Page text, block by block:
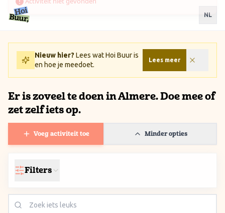
Ga naar inhoud / Skip to content
NL
Nieuw hier? Lees wat Hoi Buur is
en hoe je meedoet.
Lees meer
Er is zoveel te doen in Almere. Doe mee of
zet zelf iets op.
Voeg activiteit toe Minder opties
Filters